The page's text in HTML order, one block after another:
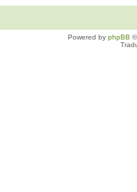
Powered by phpBB